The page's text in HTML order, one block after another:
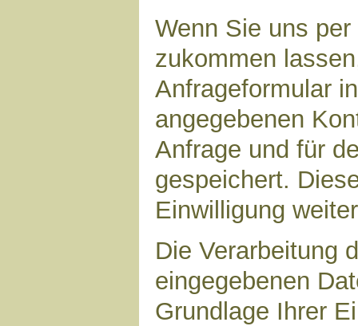
Wenn Sie uns
zukommen
Anfrageformular
angegebenen
Anfrage und für
gespeichert.
Einwilligung
Die Verarbeitung
eingegebenen
Grundlage Ihrer